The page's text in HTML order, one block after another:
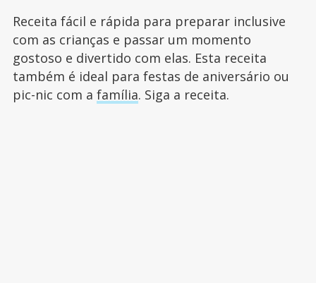
Receita fácil e rápida para preparar inclusive
com as crianças e passar um momento
gostoso e divertido com elas. Esta receita
também é ideal para festas de aniversário ou
pic-nic com a família. Siga a receita.